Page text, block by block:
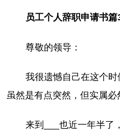
员工个人辞职申请书篇
尊敬的领导：
我很遗憾自己在这个时
虽然是有点突然，但实属必
来到___也近一年半了